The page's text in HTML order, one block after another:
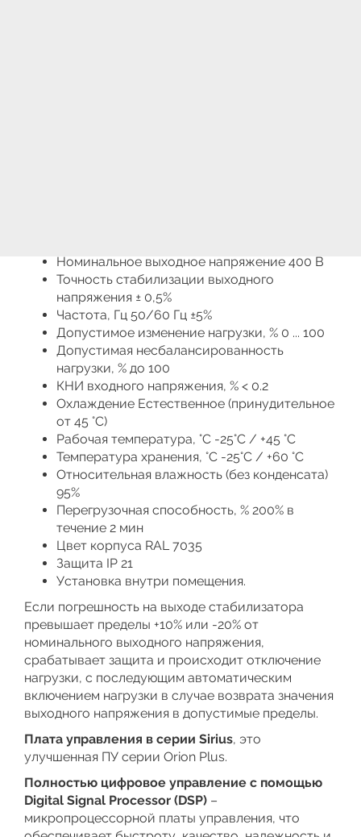
Номинальное выходное напряжение 400 В
Точность стабилизации выходного
напряжения ± 0,5%
Частота, Гц 50/60 Гц ±5%
Допустимое изменение нагрузки, % 0 ... 100
Допустимая несбалансированность
нагрузки, % до 100
КНИ входного напряжения, % < 0.2
Охлаждение Естественное (принудительное
от 45 °C)
Рабочая температура, °С -25°C / +45 °C
Температура хранения, °С -25°C / +60 °C
Относительная влажность (без конденсата)
95%
Перегрузочная способность, % 200% в
течение 2 мин
Цвет корпуса RAL 7035
Защита IP 21
Установка внутри помещения.
Если погрешность на выходе стабилизатора
превышает пределы +10% или -20% от
номинального выходного напряжения,
срабатывает защита и происходит отключение
нагрузки, с последующим автоматическим
включением нагрузки в случае возврата значения
выходного напряжения в допустимые пределы.
Плата управления в серии Sirius, это
улучшенная ПУ серии Orion Plus.
Полностью цифровое управление с помощью
Digital Signal Processor (DSP) –
микропроцессорной платы управления, что